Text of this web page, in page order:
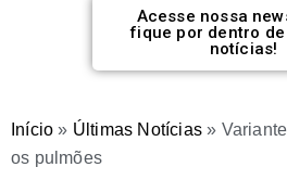
Acesse nossa
fique por dentro
notícias!
Início » Últimas Notícias »
os pulmões